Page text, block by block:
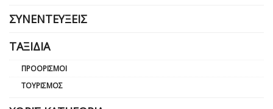
ΣΥΝΕΝΤΕΎΞΕΙΣ
ΤΑΞΊΔΙΑ
ΠΡΟΟΡΙΣΜΟΊ
ΤΟΥΡΙΣΜΌΣ